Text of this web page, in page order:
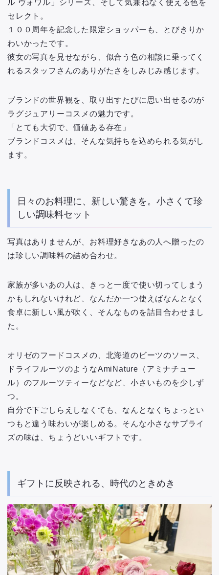
ル ヴォワル」シリーズ、そして気兼ねなく使える色を
セレクト。
１００周年を記念した限定ショッパーも、とびきりか
わいかったです。
彼女の写真を見せながら、似合う色の相談に乗ってく
れるスタッフさんのありがたさをしみじみ感じます。
ブランドの世界観を、取り出すたびに思い出せるのが
ラグジュアリーコスメの魅力です。
「とても大切で、価値ある存在」
ブランドコスメは、そんな気持ちを込められる気がし
ます。
日々のお料理に、新しい驚きを。小さくて珍
しい調味料セット
写真はありませんが、お料理好きなあの人へ贈ったの
は珍しい調味料の詰め合わせ。
家族が多いあの人は、きっと一度で使い切ってしまう
かもしれないけれど、なんだか一つ使えばなんとなく
食卓に新しい風が吹く、そんなものを詰目合わせまし
た。
オリゼのフードコスメの、北海道のビーツのソース、
ドライフルーツのようなAmiNature（アミナチュー
ル）のフルーツティーなどなど、小さいものを少しず
つ。
自分で下ごしらえしなくても、なんとなくちょっとい
つもと違う味わいが楽しめる。そんな小さなサプライ
ズの味は、ちょうどいいギフトです。
ギフトに反映される、時代のときめき